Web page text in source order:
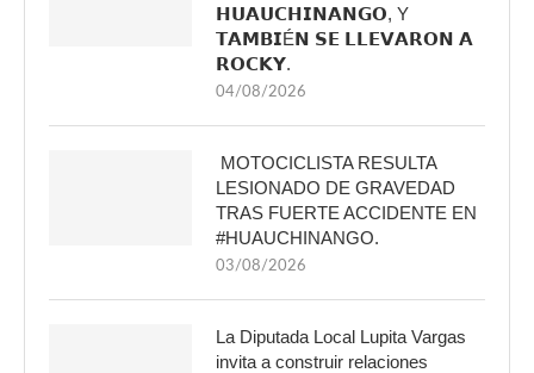
𝗛𝗨𝗔𝗨𝗖𝗛𝗜𝗡𝗔𝗡𝗚𝗢, Y
𝗧𝗔𝗠𝗕𝗜É𝗡 𝗦𝗘 𝗟𝗟𝗘𝗩𝗔𝗥𝗢𝗡 𝗔
𝗥𝗢𝗖𝗞𝗬.
04/08/2026
MOTOCICLISTA RESULTA
LESIONADO DE GRAVEDAD
TRAS FUERTE ACCIDENTE EN
#HUAUCHINANGO.
03/08/2026
La Diputada Local Lupita Vargas
invita a construir relaciones